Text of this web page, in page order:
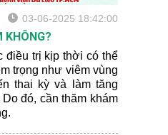
03-06-2025 18:42:00
KHÔNG?
điều trị kịp thời có thể
trọng như viêm vùng
thai kỳ và làm tăng
đó, cần thăm khám